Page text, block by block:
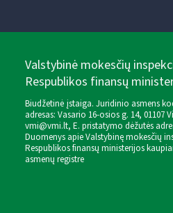
Valstybinė mokesčių
Respublikos finansų
Biudžetinė įstaiga. Juridinio asmens
adresas: Vasario 16-osios g. 14, 01107
vmi@vmi.lt, E. pristatymo dėžutės
Duomenys apie Valstybinę mokesčių
Respublikos finansų ministerijos
asmenų registre